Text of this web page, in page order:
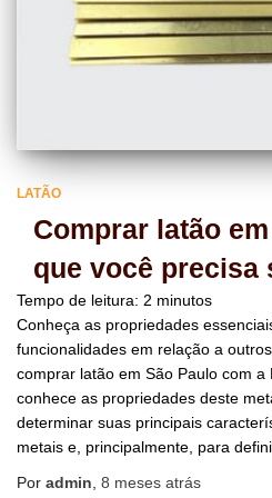
LATÃO
Comprar latão
que você precisa
Tempo de leitura: 2 minutos
Conheça as propriedades
funcionalidades em relação a
comprar latão em São Paulo com a
conhece as propriedades deste
determinar suas principais
metais e, principalmente, para
Por admin 8 meses atrás